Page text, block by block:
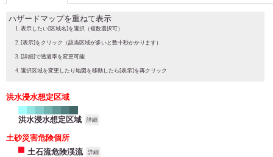
ハザードマップを重ねて表示
表示したい[区域名]を選択（複数選択可）
[表示]をクリック（該当区域が多いと数十秒かかります）
[詳細]で透過率を変更可能
選択区域を変更したり地図を移動したら[表示]を再クリック
洪水浸水想定区域
洪水浸水想定区域 詳細
土砂災害危険個所
土石流危険渓流
詳細